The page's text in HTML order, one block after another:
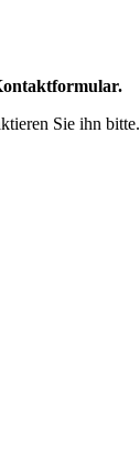
Sie ihn bitte.